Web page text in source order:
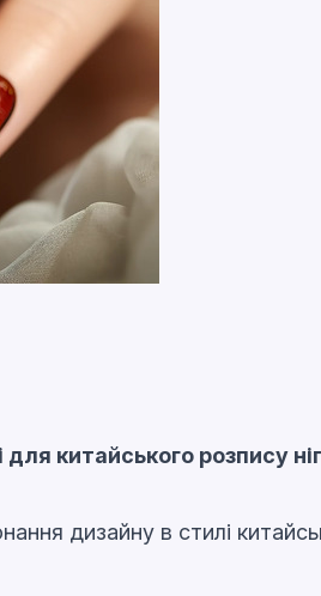
китайського розпису
дизайну в стилі